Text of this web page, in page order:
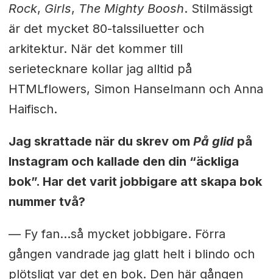
Rock, Girls, The Mighty Boosh. Stilmässigt
är det mycket 80-talssiluetter och
arkitektur. När det kommer till
serietecknare kollar jag alltid på
HTMLflowers, Simon Hanselmann och Anna
Haifisch.
Jag skrattade när du skrev om På glidpå
Instagram och kallade den din “äckliga
bok”. Har det varit jobbigare att skapa bok
nummer två?
— Fy fan…så mycket jobbigare. Förra
gången vandrade jag glatt helt i blindo och
plötsligt var det en bok. Den här gången